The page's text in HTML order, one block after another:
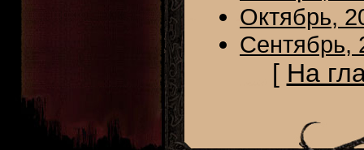
Октябрь,
Сентябрь,
[ На